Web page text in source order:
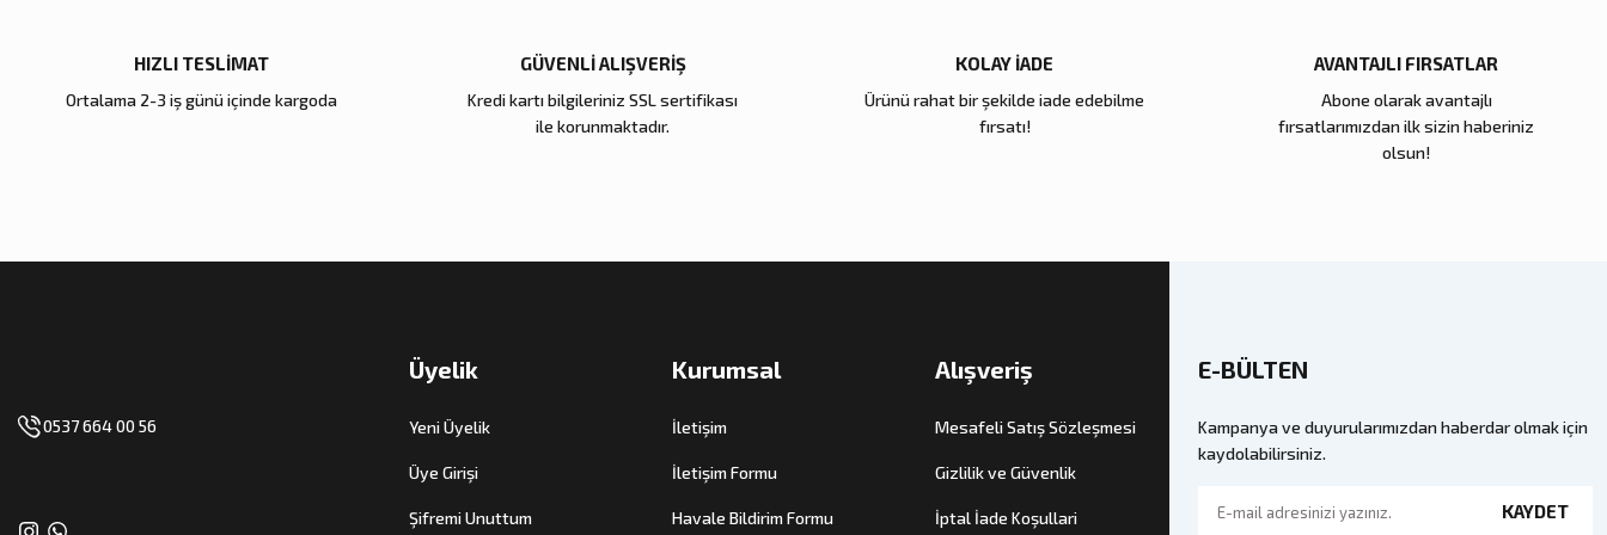
HIZLI TESLİMAT
Ortalama 2-3 iş günü içinde kargoda
GÜVENLİ ALIŞVERİŞ
Kredi kartı bilgileriniz SSL sertifikası
ile korunmaktadır.
KOLAY İADE
Ürünü rahat bir şekilde iade edebilme
fırsatı!
AVANTAJLI FIRSATLAR
Abone olarak avantajlı
fırsatlarımızdan ilk sizin haberiniz
olsun!
0537 664 00 56
Üyelik
Yeni Üyelik
Üye Girişi
Şifremi Unuttum
Kurumsal
İletişim
İletişim Formu
Havale Bildirim Formu
Alışveriş
Mesafeli Satış Sözleşmesi
Gizlilik ve Güvenlik
İptal İade Koşullari
E-BÜLTEN
Kampanya ve duyurularımızdan haberdar olmak için
kaydolabilirsiniz.
KAYDET